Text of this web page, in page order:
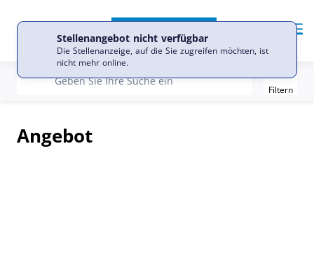
SpracheStellenangebot nicht verfügbar
Die Stellenanzeige, auf die Sie zugreifen möchten, ist
nicht mehr online.
recherche
Geben Sie Ihre Suche ein Filter
Filtern
Angebot